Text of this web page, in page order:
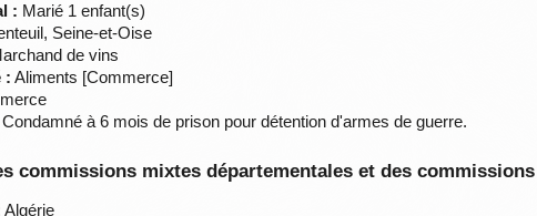
: Marié 1 enfant(s)
Seine-et-Oise
de vins
: Aliments [Commerce]
Condamné à 6 mois de prison pour détention d'armes de guerre.
commissions mixtes départementales et des
Algérie